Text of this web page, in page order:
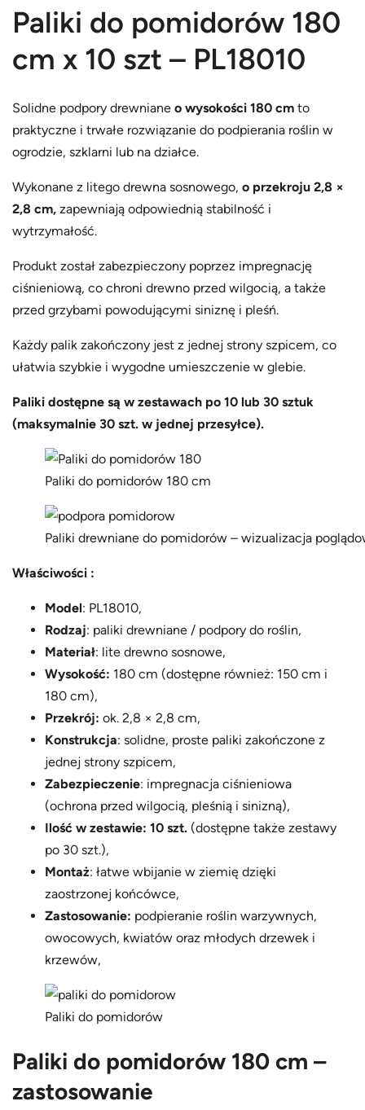
9
.
0
0
z
d
o
p
m
i
d
r
ó
w
m
x
0
s
1
Paliki do pomidorów 180
cm x 10 szt – PL18010
Solidne podpory drewnianeo wysokości 180 cm to
praktyczne i trwałe rozwiązanie do podpierania roślin w
ogrodzie, szklarni lub na działce.
Wykonane z litego drewna sosnowego,o przekroju 2,8 ×
2,8 cm, zapewniają odpowiednią stabilność i
wytrzymałość.
Produkt został zabezpieczony poprzez impregnację
ciśnieniową, co chroni drewno przed wilgocią, a także
przed grzybami powodującymi siniznę i pleśń.
Każdy palik zakończony jest z jednej strony szpicem, co
ułatwia szybkie i wygodne umieszczenie w glebie.
Paliki dostępne są w zestawach po 10 lub 30 sztuk
(maksymalnie 30 szt. w jednej przesyłce).
Paliki do pomidorów 180 cm
Paliki drewniane do pomidorów – wizualizacja
Właściwości :
Model: PL18010,
Rodzaj: paliki drewniane / podpory do roślin,
Materiał: lite drewno sosnowe,
Wysokość: 180 cm (dostępne również: 150 cm i
180 cm),
Przekrój: ok. 2,8 × 2,8 cm,
Konstrukcja: solidne, proste paliki zakończone z
jednej strony szpicem,
Zabezpieczenie: impregnacja ciśnieniowa
(ochrona przed wilgocią, pleśnią i sinizną),
Ilość w zestawie: 10 szt. (dostępne także zestawy
po 30 szt.),
Montaż: łatwe wbijanie w ziemię dzięki
zaostrzonej końcówce,
Zastosowanie: podpieranie roślin warzywnych,
owocowych, kwiatów oraz młodych drzewek i
krzewów,
Paliki do pomidorów
Paliki do pomidorów 180 cm –
zastosowanie